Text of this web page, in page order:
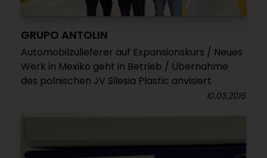
GRUPO ANTOLIN
Automobilzulieferer auf Expansionskurs / Neues
Werk in Mexiko geht in Betrieb / Übernahme
des polnischen JV Silesia Plastic anvisiert
10.03.2016